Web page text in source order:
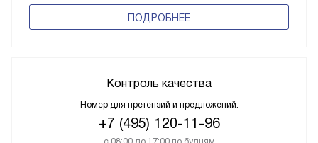
ПОДРОБНЕЕ
Контроль качества
Номер для претензий и предложений:
+7 (495) 120-11-96